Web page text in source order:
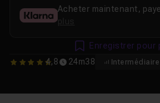
4.75 4,8 24m38 Intermédiaire
Acheter maintenant,
plus
Enregistrer pour